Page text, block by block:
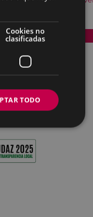
Accesibilidad
Cookies no
clasificadas
TODO